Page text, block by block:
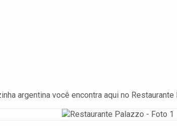
argentina você encontra aqui no